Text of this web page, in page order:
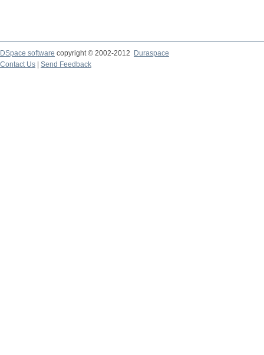
DSpace software copyright © 2002-2012
Duraspace
Contact Us
Send Feedback